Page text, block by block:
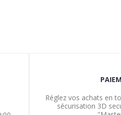
Réglez vos achats en
sécurisation 3D